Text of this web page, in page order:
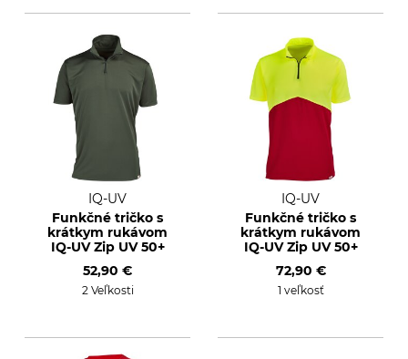
IQ-UV
Funkčné tričko s
krátkym rukávom
IQ-UV Zip UV 50+
52,90 €
2 Veľkosti
IQ-UV
Funkčné tričko s
krátkym rukávom
IQ-UV Zip UV 50+
72,90 €
1 veľkosť